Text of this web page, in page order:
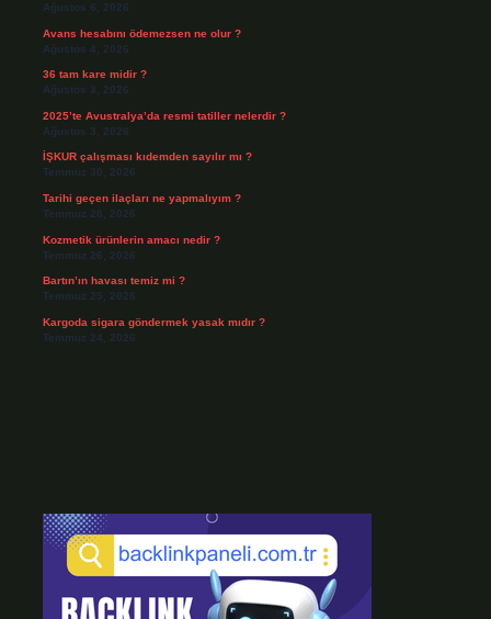
Ağustos 6, 2026
Avans hesabını ödemezsen ne olur ?
Ağustos 4, 2026
36 tam kare midir ?
Ağustos 3, 2026
2025’te Avustralya’da resmi tatiller nelerdir ?
Ağustos 3, 2026
İŞKUR çalışması kıdemden sayılır mı ?
Temmuz 30, 2026
Tarihi geçen ilaçları ne yapmalıyım ?
Temmuz 28, 2026
Kozmetik ürünlerin amacı nedir ?
Temmuz 26, 2026
Bartın’ın havası temiz mi ?
Temmuz 25, 2026
Kargoda sigara göndermek yasak mıdır ?
Temmuz 24, 2026